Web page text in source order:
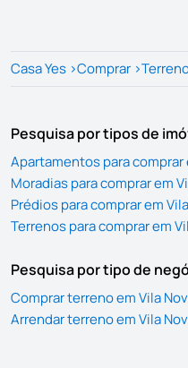
Casa Yes >Comprar >
Pesquisa por tipos de
Apartamentos para comprar
Moradias para comprar em
Prédios para comprar em
Terrenos para comprar em
Pesquisa por tipo de
Comprar terreno em Vila
Arrendar terreno em Vila